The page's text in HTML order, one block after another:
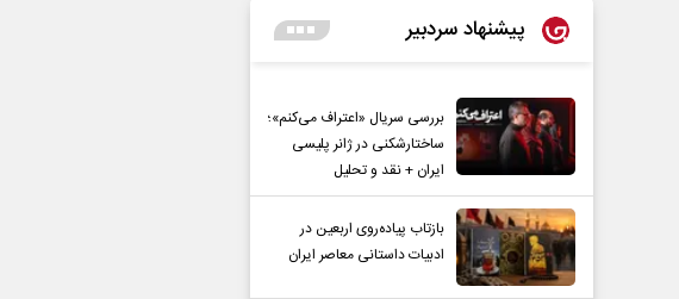
پیشنهاد سردبیر
بررسی سریال «اعتراف می‌کنم»؛
ساختارشکنی در ژانر پلیسی
ایران + نقد و تحلیل
بازتاب پیاده‌روی اربعین در
ادبیات داستانی معاصر ایران